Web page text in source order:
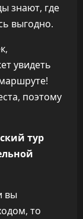
знают, где
выгодно.
увидеть
поэтому
тур
вы
то